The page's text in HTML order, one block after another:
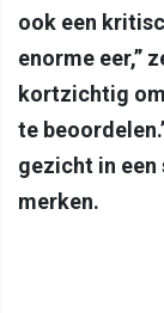
ook een
enorme eer,”
kortzichtig
te
gezicht in
merken.